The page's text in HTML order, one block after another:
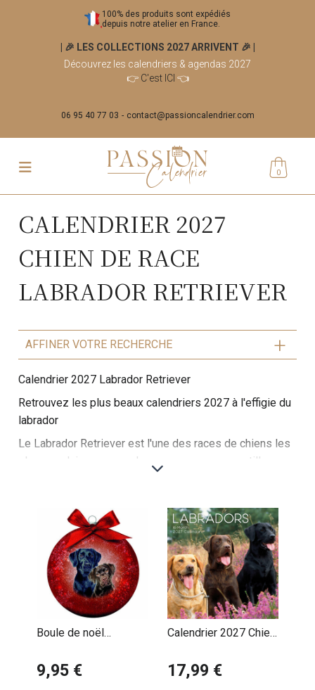
100% des produits sont expédiés
depuis notre atelier en France.
| 🎉 LES COLLECTIONS 2027 ARRIVENT 🎉
Découvrez les calendriers & agendas 2027
👉 C'est ICI 👈
06 95 40 77 03 contact@passioncalendrier.com
0
CALENDRIER 2027
CHIEN DE RACE
LABRADOR RETRIEVER
AFFINER VOTRE RECHERCHE
Calendrier 2027 Labrador Retriever
Retrouvez les plus beaux calendriers 2027 à l'effigie du
labrador
Le Labrador Retriever est l'une des races de chiens les
plus populaires au monde, reconnu pour sa gentillesse,
souvent de couleur noire, jaune ou chocolat.
Naturellement sociable, le Labrador s'entend bien avec
les enfants, les autres animaux et les adultes, ce qui en
fait un excellent compagnon familial. Intelligent et facile
à éduquer, il excelle dans des activités variées telles
que la récupération, l'agility et même comme chien
Boule de noël
Chocolat
9,95 €
Calendrier 2027 Chien
17,99 €